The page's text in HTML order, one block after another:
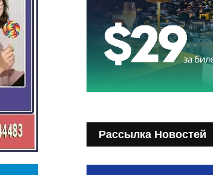
Рассылка Новостей